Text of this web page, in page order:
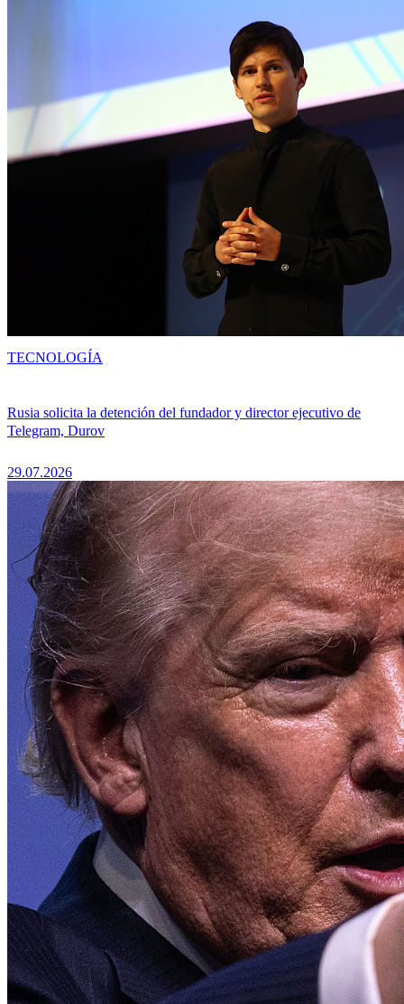
Rusia solicita la detención del fundador y director ejecutivo de
Telegram, Durov
29.07.2026
TECNOLOGÍA